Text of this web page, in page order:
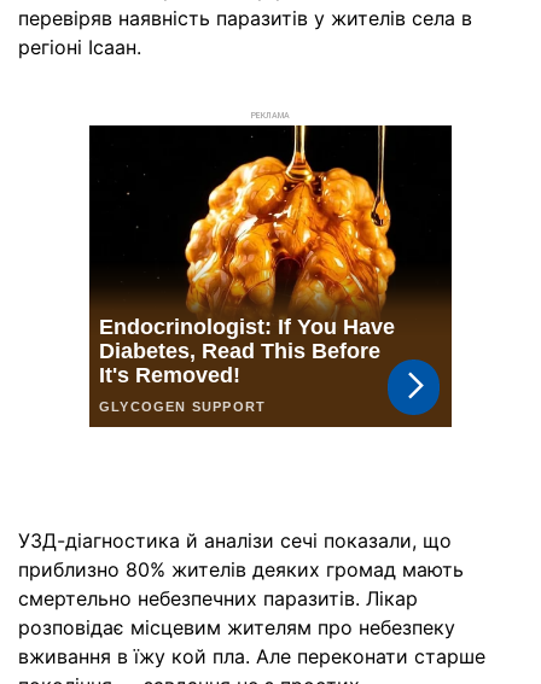
перевіряв наявність паразитів у жителів села в
регіоні Ісаан.
РЕКЛАМА
УЗД-діагностика й аналізи сечі показали, що
приблизно 80% жителів деяких громад мають
смертельно небезпечних паразитів. Лікар
розповідає місцевим жителям про небезпеку
вживання в їжу кой пла. Але переконати старше